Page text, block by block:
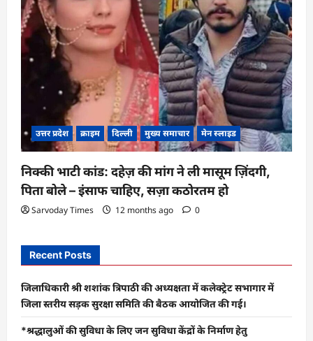
उत्तर प्रदेश क्राइम दिल्ली मुख्य समाचार मेन स्लाइड
निक्की भाटी कांड: दहेज़ की मांग ने ली मासूम ज़िंदगी,
पिता बोले – इंसाफ चाहिए, सज़ा कठोरतम हो
Sarvoday Times 12 months ago 0
Recent Posts
जिलाधिकारी श्री शशांक त्रिपाठी की अध्यक्षता में कलेक्ट्रेट सभागार में
जिला स्तरीय सड़क सुरक्षा समिति की बैठक आयोजित की गई।
*श्रद्धालुओं की सुविधा के लिए जन सुविधा केंद्रों के निर्माण हेतु